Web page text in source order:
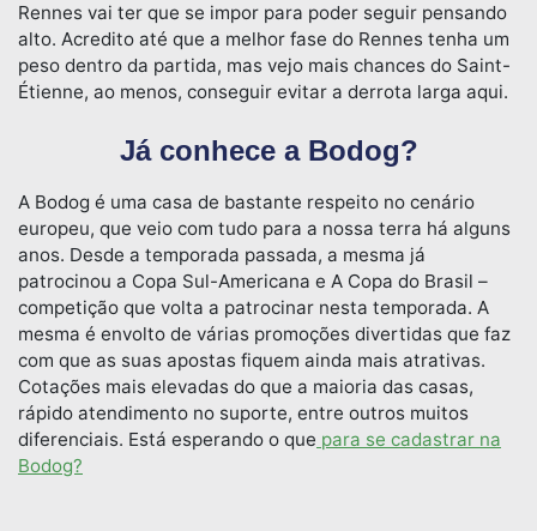
Rennes vai ter que se impor para poder seguir pensando
alto. Acredito até que a melhor fase do Rennes tenha um
peso dentro da partida, mas vejo mais chances do Saint-
Étienne, ao menos, conseguir evitar a derrota larga aqui.
Já conhece a Bodog?
A Bodog é uma casa de bastante respeito no cenário
europeu, que veio com tudo para a nossa terra há alguns
anos. Desde a temporada passada, a mesma já
patrocinou a Copa Sul-Americana e A Copa do Brasil –
competição que volta a patrocinar nesta temporada. A
mesma é envolto de várias promoções divertidas que faz
com que as suas apostas fiquem ainda mais atrativas.
Cotações mais elevadas do que a maioria das casas,
rápido atendimento no suporte, entre outros muitos
diferenciais. Está esperando o que para se cadastrar na
Bodog?